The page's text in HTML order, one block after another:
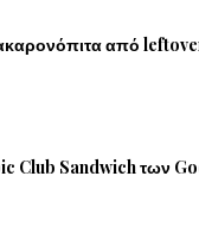
από
Club Sandwich των